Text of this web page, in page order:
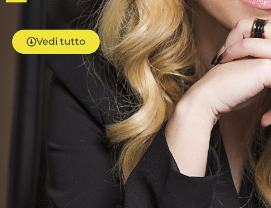
Vedi tutto